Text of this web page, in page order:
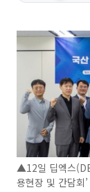
▲12일 딥엑스
용현장 및 간담회